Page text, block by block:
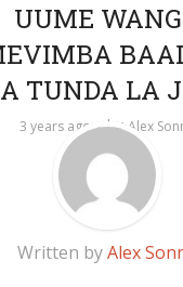
UUME
TUNDA LA
3 years ago by Alex
Written byAlex